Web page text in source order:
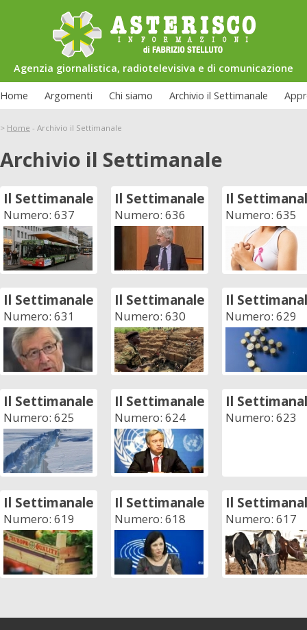
Agenzia giornalistica, radiotelevisiva e di comunicazione
Home Argomenti Chi siamo Archivio il Settimanale
> Home - Archivio il Settimanale
Archivio il Settimanale
Il Settimanale
Numero: 637
Il Settimanale
Numero: 636
Il
Numero: 635
Il Settimanale
Numero: 631
Il Settimanale
Numero: 630
Il
Numero: 629
Il Settimanale
Numero: 625
Il Settimanale
Numero: 624
Il
Numero: 623
Il Settimanale
Numero: 619
Il Settimanale
Numero: 618
Il
Numero: 617